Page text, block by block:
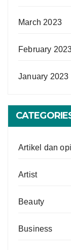
March 2023
February
January 2023
Artikel dan
Artist
Beauty
Business